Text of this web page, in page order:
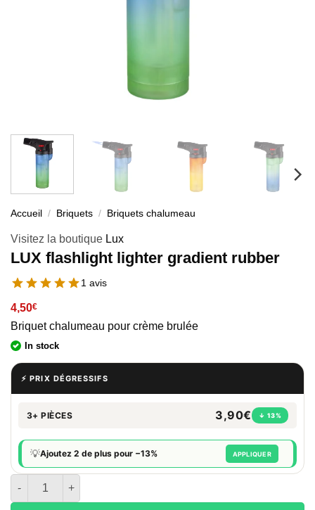
Accueil / Briquets / Briquets chalumeau
Visitez la boutique Lux
LUX flashlight lighter gradient rubber
1 avis
4,50€
Briquet chalumeau pour crème brulée
In stock
⚡ PRIX DÉGRESSIFS
3+ PIÈCES 3,90€ ↓ 13%
💡Ajoutez 2 de plus pour −13% APPLIQUER
quantité de Briquet chalumeau LUX torch gradient rubber